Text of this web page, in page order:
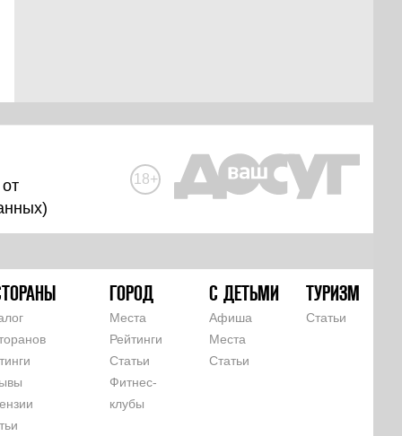
)
18+
ГОРОД
Места
Рейтинги
Статьи
Фитнес-
клубы
С ДЕТЬМИ
Афиша
Места
Статьи
ТУРИЗМ
Статьи